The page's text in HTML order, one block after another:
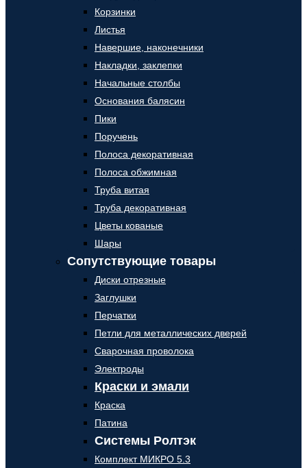
Корзинки
Листья
Навершие, наконечники
Накладки, заклепки
Начальные столбы
Основания балясин
Пики
Поручень
Полоса декоративная
Полоса обжимная
Труба витая
Труба декоративная
Цветы кованые
Шары
Сопутствующие товары
Диски отрезные
Заглушки
Перчатки
Петли для металлических дверей
Сварочная проволока
Электроды
Краски и эмали
Краска
Патина
Системы Ролтэк
Комплект МИКРО 5.3